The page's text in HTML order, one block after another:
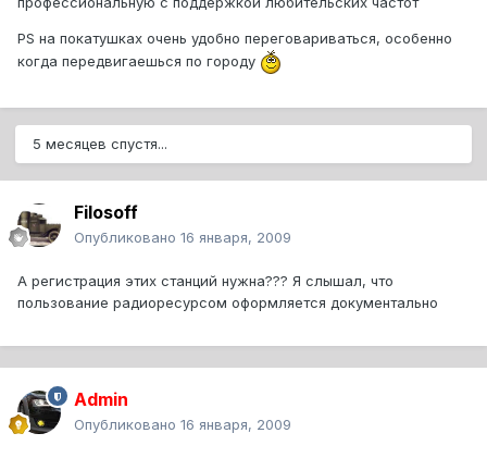
PS на покатушках очень удобно переговариваться, особенно
когда передвигаешься по городу
5 месяцев спустя...
Filosoff
Опубликовано 16 января, 2009
А регистрация этих станций нужна??? Я слышал, что
пользование радиоресурсом оформляется документально
Admin
Опубликовано 16 января, 2009